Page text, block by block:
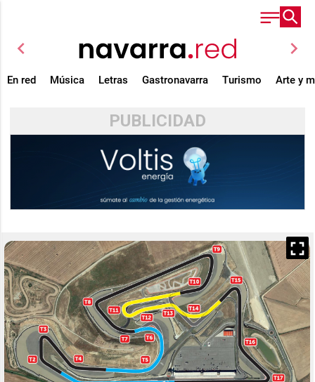
chevron_left chevron_right
En red Música Letras Gastronavarra Turismo Arte y
PUBLICIDAD